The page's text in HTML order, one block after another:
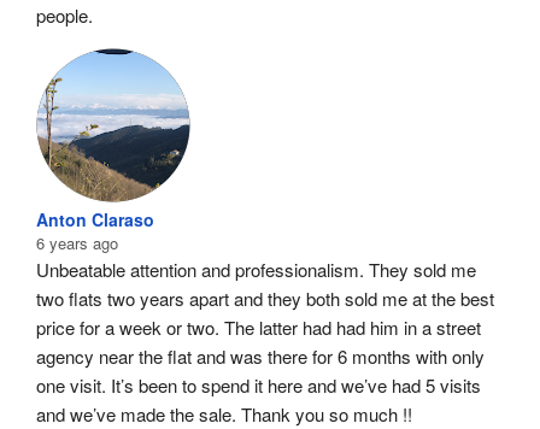
people.
Anton Claraso
6 years ago
Unbeatable attention and professionalism. They sold me
two flats two years apart and they both sold me at the best
price for a week or two. The latter had had him in a street
agency near the flat and was there for 6 months with only
one visit. It’s been to spend it here and we’ve had 5 visits
and we’ve made the sale. Thank you so much !!